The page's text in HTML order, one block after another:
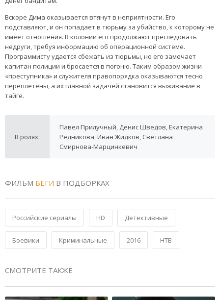
Вскоре Дима оказывается втянут в неприятности. Его
подставляют, и он попадает в тюрьму за убийство, к которому не
имеет отношения. В колонии его продолжают преследовать
недруги, требуя информацию об операционной системе.
Программисту удается сбежать из тюрьмы, но его замечает
капитан полиции и бросается в погоню. Таким образом жизни
«преступника» и служителя правопорядка оказываются тесно
переплетены, а их главной задачей становится выживание в
тайге.
В ролях:
Павел Прилучный, Денис Шведов, Екатерина
Редникова, Иван Жидков, Светлана
Смирнова-Марцинкевич
ФИЛЬМ БЕГИ В ПОДБОРКАХ
Российские сериалы HD Детективные
Боевики Криминальные 2016 НТВ
СМОТРИТЕ ТАКЖЕ